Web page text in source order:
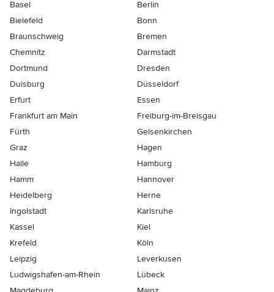
Basel
Berlin
Bielefeld
Bonn
Braunschweig
Bremen
Chemnitz
Darmstadt
Dortmund
Dresden
Duisburg
Düsseldorf
Erfurt
Essen
Frankfurt am Main
Freiburg-im-Breisgau
Fürth
Gelsenkirchen
Graz
Hagen
Halle
Hamburg
Hamm
Hannover
Heidelberg
Herne
Ingolstadt
Karlsruhe
Kassel
Kiel
Krefeld
Köln
Leipzig
Leverkusen
Ludwigshafen-am-Rhein
Lübeck